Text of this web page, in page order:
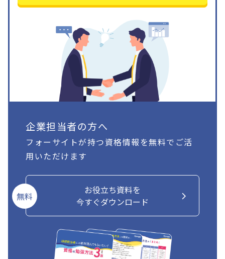
企業担当者の方へ
フォーサイトが持つ資格情報を無料でご活
用いただけます
無料
お役立ち資料を
今すぐダウンロード